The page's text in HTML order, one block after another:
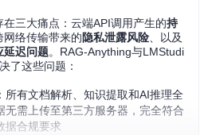
三大痛点：云端API调用产生的持
网络传输带来的隐私泄露风险 、以及
延迟问题。RAG-Anything与LMStudi
了这些问题：
：所有文档解析、知识提取和AI推理全
无需上传至第三方服务器，完全符合
据合规要求